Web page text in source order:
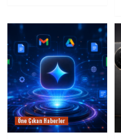
Öne Çıkan Haberler